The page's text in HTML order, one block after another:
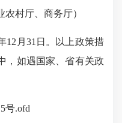
村厅、商务厅）
月31日。以上政策措
，如遇国家、省有关政
号.ofd